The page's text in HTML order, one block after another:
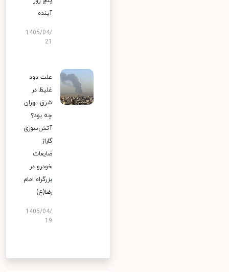
آینده
1405/04/
علت دود
غلیظ در
شرق تهران
چه بود؟
آتش‌سوزی
گاراژ
ضایعات
خودرو در
بزرگراه امام
رضا(ع)
1405/04/
19